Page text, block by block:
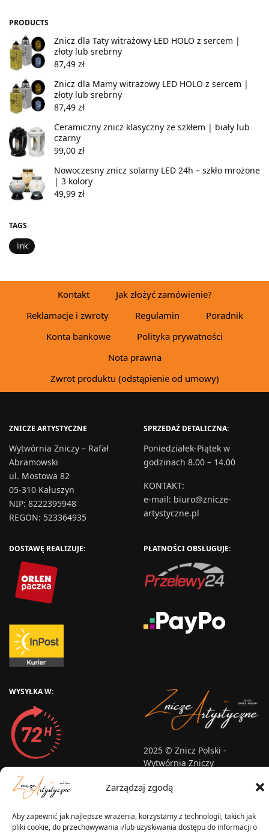
Zarządzaj zgodą
Aby zapewnić jak najlepsze wrażenia, korzystamy z technologii, takich jak
pliki cookie, do przechowywania i/lub uzyskiwania dostępu do informacji o
PRODUCTS
Znicz dla Taty witrażowy LED HOLO z sercem |
złoty lub srebrny
87,49 zł
Znicz dla Mamy witrażowy LED HOLO z sercem |
złoty lub srebrny
87,49 zł
Ceramiczny znicz klasyczny ze szkłem | biały lub
czarny
99,00 zł
Nowoczesny znicz solarny LED 24h – szkło mrożone
| 3 kolory
49,99 zł
TAGS
link
Kontakt
Jak złożyć zamówienie?
Reklamacje i zwroty
Regulamin
Poradnik
Konta bankowe
Polityka prywatności
Nota prawna
Zwrot produktu (odstąpienie od umowy)
ZNICZE ARTYSTYCZNE
Wytwórnia Zniczy – Rafał
Abramowski
ul. Mostowa 82
05-310 Kałuszyn
NIP: 8222395948
REGON: 523364935
SPRZEDAŻ DETALICZNA:
Poniedziałek-Piątek w
godzinach 8.00 – 14.00
KONTAKT:
e-mail: biuro@znicze-
artystyczne.pl
DOSTAWĘ REALIZUJE: PŁATNOŚCI OBSŁUGUJE:
WYSYŁKA W:
2025 © Znicz Polski -
Wytwórnia Zniczy